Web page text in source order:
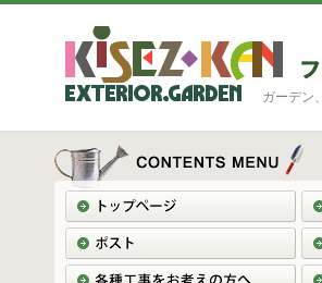
ガーデン